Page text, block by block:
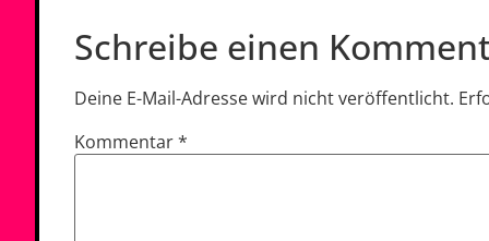
Schreibe einen
Deine E-Mail-Adresse wird nicht veröffentlicht.
Kommentar*